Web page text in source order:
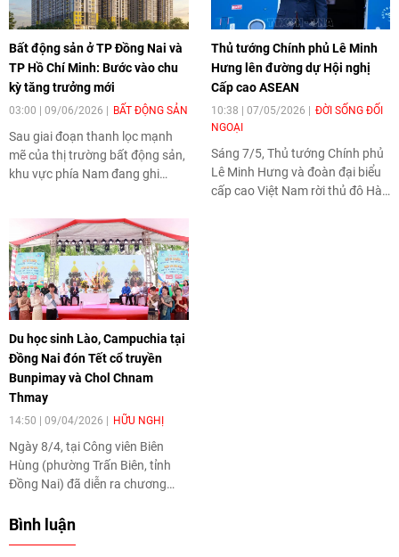
Bất động sản ở TP Đồng Nai và
TP Hồ Chí Minh: Bước vào chu
kỳ tăng trưởng mới
03:00 | 09/06/2026 BẤT ĐỘNG SẢN
Sau giai đoạn thanh lọc mạnh
mẽ của thị trường bất động sản,
khu vực phía Nam đang ghi
và TP. Đồng Nai.
Thủ tướng Chính phủ Lê Minh
Hưng lên đường dự Hội nghị
Cấp cao ASEAN
10:38 | 07/05/2026
ĐỜI SỐNG ĐỐI
NGOẠI
Sáng 7/5, Thủ tướng Chính phủ
Lê Minh Hưng và đoàn đại biểu
cấp cao Việt Nam rời thủ đô Hà
Du học sinh Lào, Campuchia tại
Đồng Nai đón Tết cổ truyền
Bunpimay và Chol Chnam
Thmay
14:50 | 09/04/2026 HỮU NGHỊ
Ngày 8/4, tại Công viên Biên
Hùng (phường Trấn Biên, tỉnh
Đồng Nai) đã diễn ra chương
Bunpimay (Lào), Chol Chnam
Bình luận